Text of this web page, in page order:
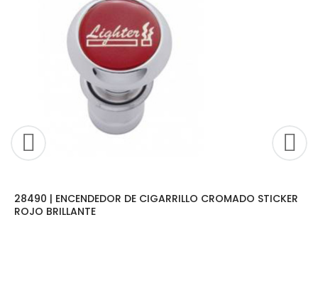
28490 | ENCENDEDOR DE CIGARRILLO CROMADO STICKER
ROJO BRILLANTE